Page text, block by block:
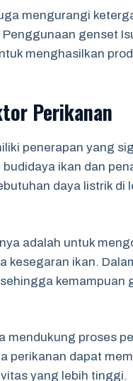
mengurangi
genset
menghasilkan
Perikanan
penerapan yang
ikan dan
daya listrik
adalah untuk
kesegaran ikan.
kemampuan
mendukung proses
perikanan dapat
yang lebih tinggi.